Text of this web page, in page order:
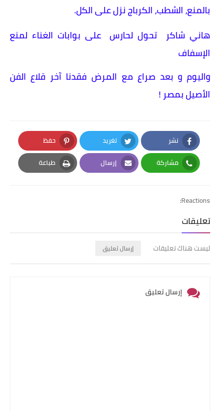
بالمنع، الشطب، الكرباج نزل على الكل.
هاني شاكر تحول لحارس على بوابات الغناء لمنع
الإسفاف
واليوم و بعد صراع مع المرض فقدنا آخر قلاع الفن
الأصيل بمصر !
نشر
Facebook
تغريد
Twitter
حفظ
Pinterest
مشاركة
Whatsapp
إرسال
Email
طباعة
Print
Reactions:
تعليقات
ليست هناك تعليقات إرسال تعليق
إرسال تعليق